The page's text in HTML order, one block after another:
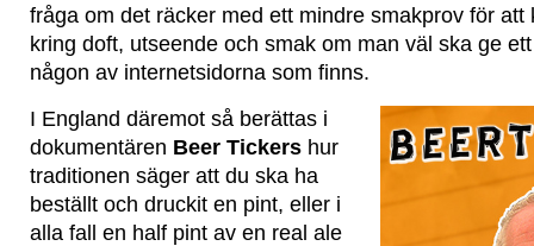
fråga om det räcker med ett mindre smakprov för att
kring doft, utseende och smak om man väl ska ge
någon av internetsidorna som finns.
I England däremot så berättas i
dokumentären Beer Tickers hur
traditionen säger att du ska ha
beställt och druckit en pint, eller i
alla fall en half pint av en real ale